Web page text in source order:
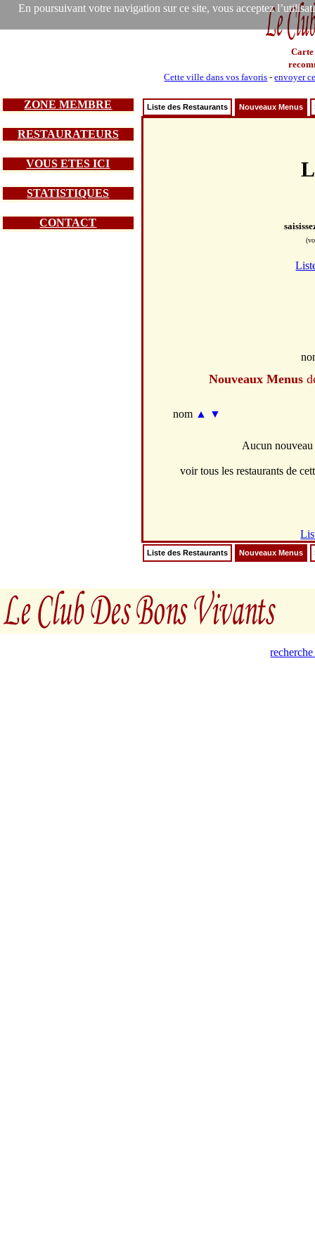
En poursuivant votre navigation sur ce site, vous acceptez
Carte
Cette ville dans vos favoris -envoyer
ZONE MEMBRE
RESTAURATEURS
VOUS ETES ICI
STATISTIQUES
CONTACT
Liste des Restaurants Nouveaux Menus
Nouveaux Menus
nom ▲ ▼
Aucun
voir tous les restaurants de
Liste des Restaurants Nouveaux Menus